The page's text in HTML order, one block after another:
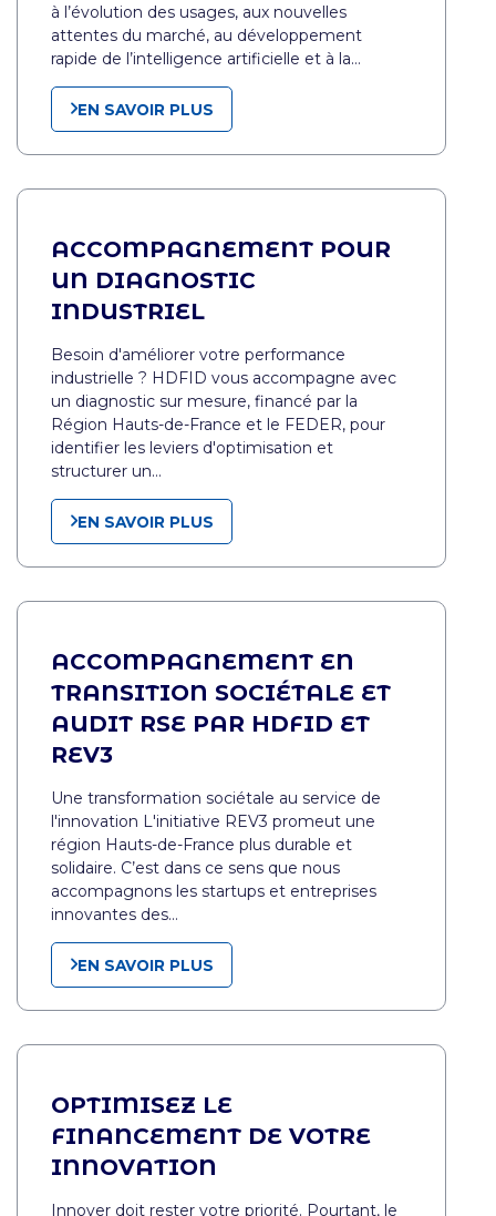
à l’évolution des usages, aux nouvelles
attentes du marché, au développement
rapide de l’intelligence artificielle et à la…
EN SAVOIR PLUS
ACCOMPAGNEMENT POUR
UN DIAGNOSTIC
INDUSTRIEL
Besoin d'améliorer votre performance
industrielle ? HDFID vous accompagne avec
un diagnostic sur mesure, financé par la
Région Hauts-de-France et le FEDER, pour
identifier les leviers d'optimisation et
structurer un…
EN SAVOIR PLUS
ACCOMPAGNEMENT EN
TRANSITION SOCIÉTALE ET
AUDIT RSE PAR HDFID ET
REV3
Une transformation sociétale au service de
l'innovation L'initiative REV3 promeut une
région Hauts-de-France plus durable et
solidaire. C’est dans ce sens que nous
accompagnons les startups et entreprises
innovantes des…
EN SAVOIR PLUS
OPTIMISEZ LE
FINANCEMENT DE VOTRE
INNOVATION
Innover doit rester votre priorité. Pourtant, le